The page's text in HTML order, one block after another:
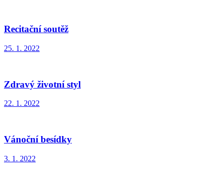
Recitační soutěž
25. 1. 2022
Zdravý životní styl
22. 1. 2022
Vánoční besídky
3. 1. 2022